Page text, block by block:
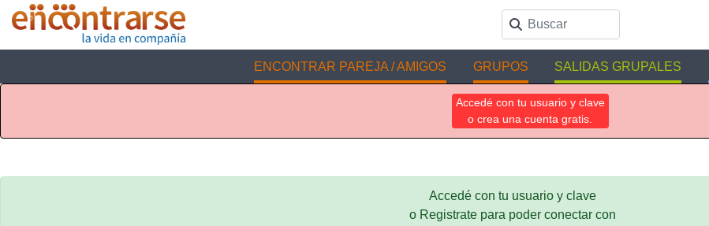
ENCONTRAR PAREJA / AMIGOS GRUPOS SALIDAS GRUPALES
Accedé con tu usuario y clave
o crea una cuenta gratis.
Accedé con tu usuario y clave
o Registrate para poder conectar con